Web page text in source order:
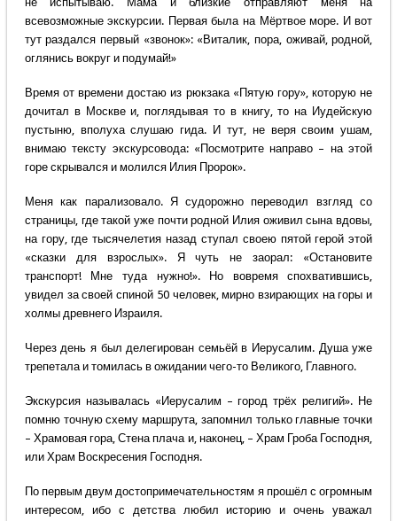
всевозможные экскурсии. Первая была на Мёртвое море. И вот
тут раздался первый «звонок»: «Виталик, пора, оживай, родной,
оглянись вокруг и подумай!»
Время от времени достаю из рюкзака «Пятую гору», которую не
дочитал в Москве и, поглядывая то в книгу, то на Иудейскую
пустыню, вполуха слушаю гида. И тут, не веря своим ушам,
внимаю тексту экскурсовода: «Посмотрите направо – на этой
горе скрывался и молился Илия Пророк».
Меня как парализовало. Я судорожно переводил взгляд со
страницы, где такой уже почти родной Илия оживил сына вдовы,
на гору, где тысячелетия назад ступал своею пятой герой этой
«сказки для взрослых». Я чуть не заорал: «Остановите
транспорт! Мне туда нужно!». Но вовремя спохватившись,
увидел за своей спиной 50 человек, мирно взирающих на горы и
холмы древнего Израиля.
Через день я был делегирован семьёй в Иерусалим. Душа уже
трепетала и томилась в ожидании чего-то Великого, Главного.
Экскурсия называлась «Иерусалим – город трёх религий». Не
помню точную схему маршрута, запомнил только главные точки
– Храмовая гора, Стена плача и, наконец, – Храм Гроба Господня,
или Храм Воскресения Господня.
По первым двум достопримечательностям я прошёл с огромным
интересом, ибо с детства любил историю и очень уважал